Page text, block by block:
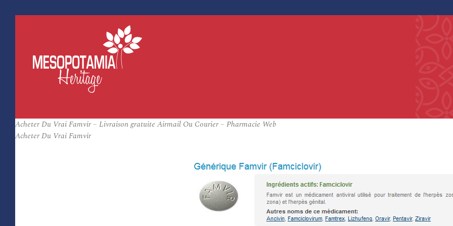
Acheter Du Vrai Famvir – Livraison gratuite Airmail Ou Courier – Pharmacie Web
Acheter Du Vrai Famvir